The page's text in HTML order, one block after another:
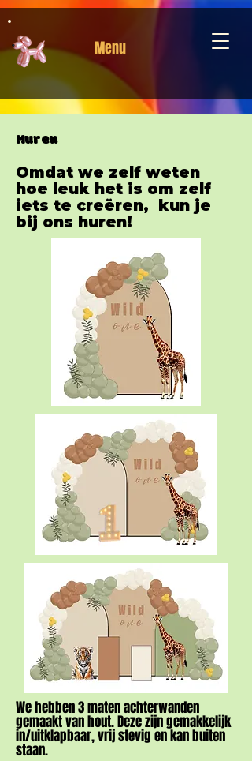
Menu
Huren
Omdat we zelf weten
hoe leuk het is om zelf
iets te creëren, kun je
bij ons huren!
We hebben 3 maten achterwanden
gemaakt van hout. Deze zijn gemakkelijk
in/uitklapbaar, vrij stevig en kan buiten
staan.